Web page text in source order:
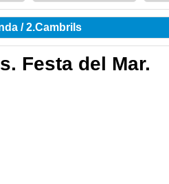
/ 2.Cambrils
Festa del Mar.